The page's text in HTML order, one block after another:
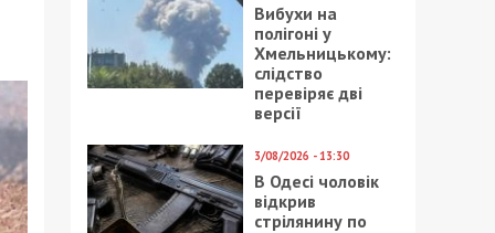
Вибухи на
полігоні у
Хмельницькому:
слідство
перевіряє дві
версії
3/08/2026 - 13:30
В Одесі чоловік
відкрив
стрілянину по